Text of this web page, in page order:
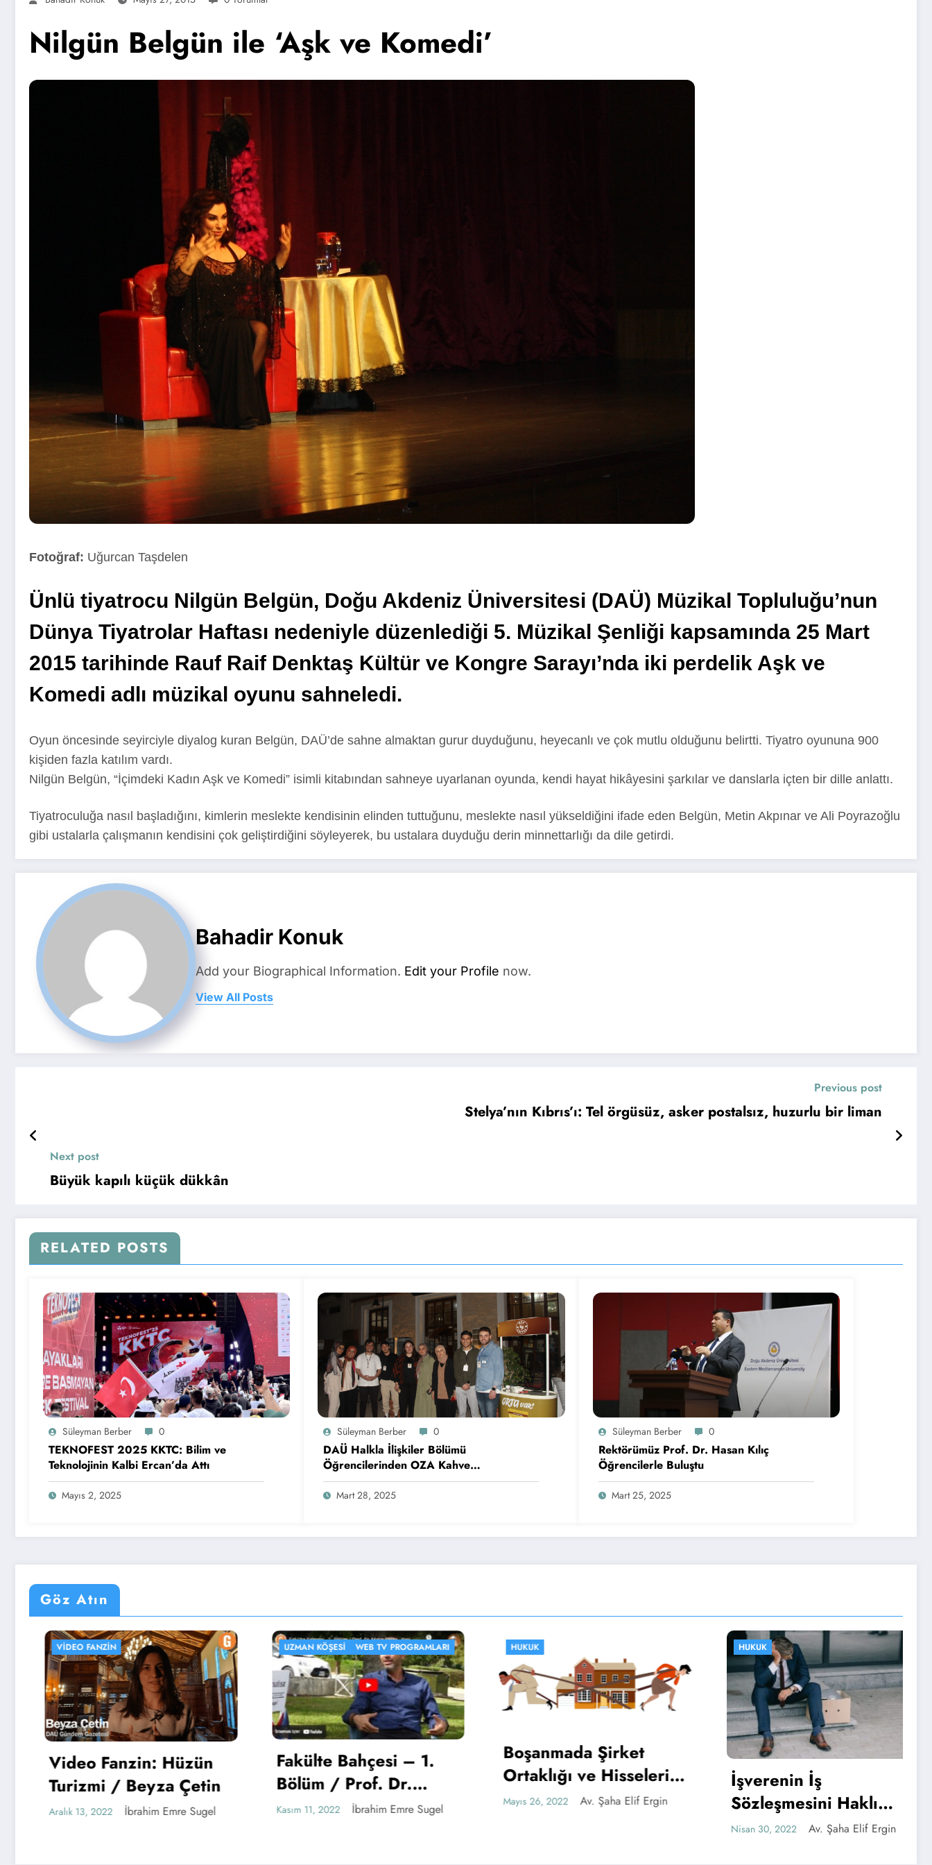
Nilgün Belgün ile ‘Aşk ve Komedi’
Fotoğraf: Uğurcan Taşdelen
Ünlü tiyatrocu Nilgün Belgün, Doğu Akdeniz Üniversitesi (DAÜ) Müzikal Topluluğu’nun
Dünya Tiyatrolar Haftası nedeniyle düzenlediği 5. Müzikal Şenliği kapsamında 25 Mart
2015 tarihinde Rauf Raif Denktaş Kültür ve Kongre Sarayı’nda iki perdelik Aşk ve
Komedi adlı müzikal oyunu sahneledi.
Oyun öncesinde seyirciyle diyalog kuran Belgün, DAÜ’de sahne almaktan gurur duyduğunu, heyecanlı ve çok mutlu olduğunu belirtti. Tiyatro oyununa 900
kişiden fazla katılım vardı.
Nilgün Belgün, “İçimdeki Kadın Aşk ve Komedi” isimli kitabından sahneye uyarlanan oyunda, kendi hayat hikâyesini şarkılar ve danslarla içten bir dille anlattı.
Tiyatroculuğa nasıl başladığını, kimlerin meslekte kendisinin elinden tuttuğunu, meslekte nasıl yükseldiğini ifade eden Belgün, Metin Akpınar ve Ali Poyrazoğlu
gibi ustalarla çalışmanın kendisini çok geliştirdiğini söyleyerek, bu ustalara duyduğu derin minnettarlığı da dile getirdi.
Bahadir Konuk
Add your Biographical Information. Edit your Profile now.
View All Posts
Previous post
Stelya’nın Kıbrıs’ı: Tel örgüsüz, asker postalsız, huzurlu bir liman
Next post
Büyük kapılı küçük dükkân
RELATED POSTS
Süleyman Berber 0
TEKNOFEST 2025 KKTC: Bilim ve
Teknolojinin Kalbi Ercan’da Attı
Mayıs 2, 2025
Süleyman Berber 0
DAÜ Halkla İlişkiler Bölümü
Öğrencilerinden OZA Kahve
Sponsorluğunda Lezzetli Bir Etkinlik
Mart 28, 2025
Süleyman Berber 0
Rektörümüz Prof. Dr. Hasan Kılıç
Öğrencilerle Buluştu
Mart 25, 2025
Göz Atın
VIDEO FANZIN
Video Fanzin: Hüzün
Turizmi / Beyza Çetin
Aralık 13, 2022 İbrahim Emre Sugel
UZMAN KÖŞESI WEB TV PROGRAMLARI
Fakülte Bahçesi – 1.
Bölüm / Prof. Dr.
Metin Ersoy – Yeni
Kasım 11, 2022 İbrahim Emre Sugel
HUKUK
Boşanmada Şirket
Ortaklığı ve Hisselerin
Durumu
Mayıs 26, 2022 Av. Şaha Elif Ergin
HUKUK
İşverenin İş
Sözleşmesini Haklı
Nedenle Fesih Hakkı
Nisan 30, 2022 Av. Şaha Elif Ergin